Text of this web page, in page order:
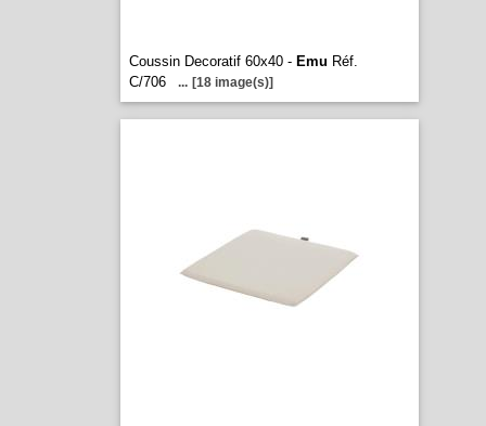
Coussin Decoratif 60x40 - Emu Réf.
C/706
... [18 image(s)]